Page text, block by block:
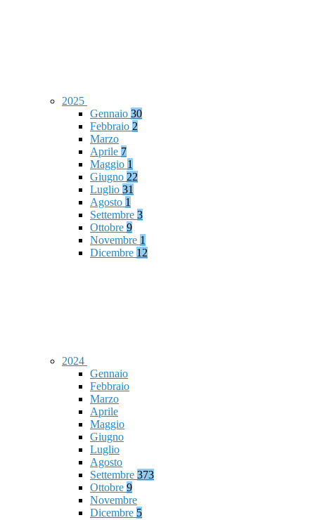
2025
Gennaio 30
Febbraio 2
Marzo
Aprile 7
Maggio 1
Giugno 22
Luglio 31
Agosto 1
Settembre 3
Ottobre 9
Novembre 1
Dicembre 12
2024
Gennaio
Febbraio
Marzo
Aprile
Maggio
Giugno
Luglio
Agosto
Settembre 373
Ottobre 9
Novembre
Dicembre 5